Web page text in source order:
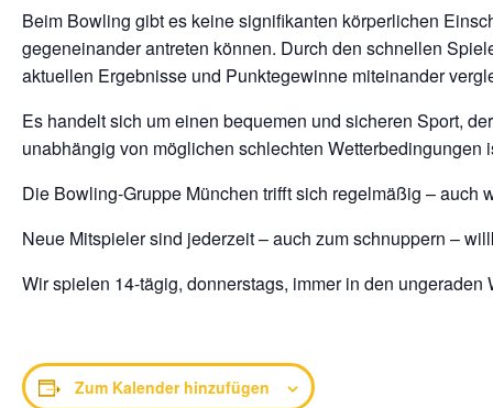
Beim Bowling gibt es keine signifikanten körperlichen
gegeneinander antreten können. Durch den schnellen
aktuellen Ergebnisse und Punktegewinne miteinander
Es handelt sich um einen bequemen und sicheren Sport,
unabhängig von möglichen schlechten Wetterbedingungen
Die Bowling-Gruppe München trifft sich regelmäßig – auch
Neue Mitspieler sind jederzeit – auch zum schnuppern –
Wir spielen 14-tägig, donnerstags, immer in den ungeraden
Zum Kalender hinzufügen